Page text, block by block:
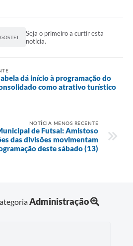
Seja o primeiro a curtir esta
notícia.
dá início à programação do
como atrativo turístico
NOTÍCIA MENOS RECENTE
de Futsal: Amistoso
das divisões movimentam
deste sábado (13)
Administração